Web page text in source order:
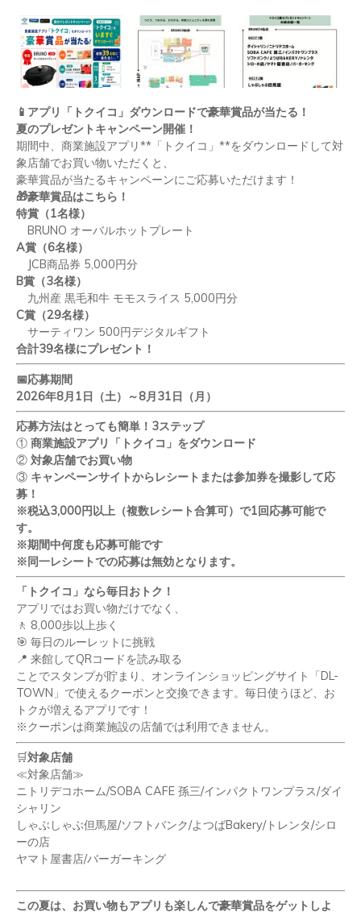
📱 アプリ「トクイコ」ダウンロードで豪華賞品が当たる！
夏のプレゼントキャンペーン開催！
期間中、商業施設アプリ** 「トクイコ」 **をダウンロードして対
象店舗でお買い物いただくと、
豪華賞品が当たるキャンペーンにご応募いただけます！
🎁豪華賞品はこちら！
特賞（1名様）
BRUNO オーバルホットプレート
A賞（6名様）
JCB商品券 5,000円分
B賞（3名様）
九州産 黒毛和牛 モモスライス 5,000円分
C賞（29名様）
サーティワン 500円デジタルギフト
合計39名様にプレゼント！
📅応募期間
2026年8月1日（土）～8月31日（月）
応募方法はとっても簡単！ 3ステップ
① 商業施設アプリ「トクイコ」をダウンロード
② 対象店舗でお買い物
③ キャンペーンサイトからレシートまたは参加券を撮影して応
募！
※税込3,000円以上（複数レシート合算可）で1回応募可能で
す。
※期間中何度も応募可能です
※同一レシートでの応募は無効となります。
「トクイコ」なら毎日おトク！
アプリではお買い物だけでなく、
🚶 8,000歩以上歩く
🎯 毎日のルーレットに挑戦
📍 来館してQRコードを読み取る
ことでスタンプが貯まり、オンラインショッピングサイト「 DL-
TOWN 」で使えるクーポンと交換できます。毎日使うほど、お
トクが増えるアプリです！
※クーポンは商業施設の店舗では利用できません。
🛒対象店舗
≪対象店舗≫
ニトリデコホーム/SOBA CAFE 孫三/インパクトワンプラス/ダイ
シャリン
しゃぶしゃぶ但馬屋/ソフトバンク/よつばBakery/トレンタ/シロ
ーの店
ヤマト屋書店/バーガーキング
この夏は、お買い物もアプリも楽しんで豪華賞品をゲットしよ